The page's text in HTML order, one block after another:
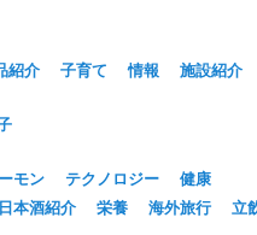
紹介 子育て 情報
施設紹介
モン テクノロジー
健康
日本酒紹介 栄養 海外旅行
立